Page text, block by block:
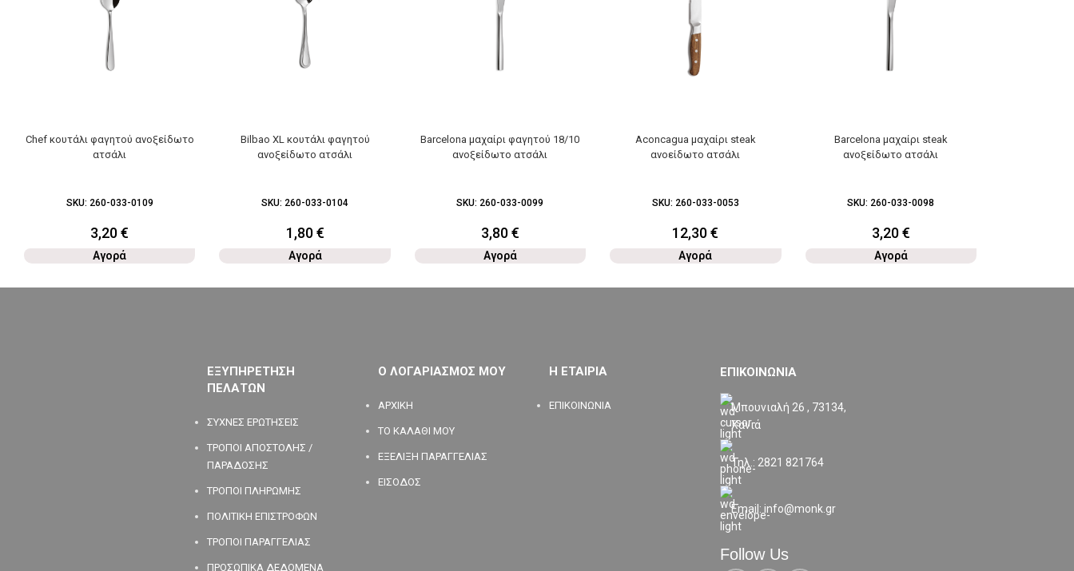
Chef κουτάλι φαγητού ανοξείδωτο
ατσάλι
SKU: 260-033-0109
3,20€
Αγορά
Bilbao XL κουτάλι φαγητού
ανοξείδωτο ατσάλι
SKU: 260-033-0104
1,80€
Αγορά
Barcelona μαχαίρι φαγητού 18/10
ανοξείδωτο ατσάλι
SKU: 260-033-0099
3,80€
Αγορά
Aconcagua μαχαίρι steak
ανοείδωτο ατσάλι
SKU: 260-033-0053
12,30€
Αγορά
Barcelona μαχαίρι steak
ανοξείδωτο ατσάλι
SKU: 260-033-0098
3,20€
Αγορά
ΕΞΥΠΗΡΕΤΗΣΗ
ΠΕΛΑΤΩΝ
ΣΥΧΝΕΣ ΕΡΩΤΗΣΕΙΣ
ΤΡΟΠΟΙ ΑΠΟΣΤΟΛΗΣ /
ΠΑΡΑΔΟΣΗΣ
ΤΡΟΠΟΙ ΠΛΗΡΩΜΗΣ
ΠΟΛΙΤΙΚΗ ΕΠΙΣΤΡΟΦΩΝ
ΤΡΟΠΟΙ ΠΑΡΑΓΓΕΛΙΑΣ
ΠΡΟΣΩΠΙΚΑ ΔΕΔΟΜΕΝΑ
Ο ΛΟΓΑΡΙΑΣΜΟΣ ΜΟΥ
ΑΡΧΙΚΗ
ΤΟ ΚΑΛΑΘΙ ΜΟΥ
ΕΞΕΛΙΞΗ ΠΑΡΑΓΓΕΛΙΑΣ
ΕΙΣΟΔΟΣ
Η ΕΤΑΙΡΙΑ
ΕΠΙΚΟΙΝΩΝΙΑ
ΕΠΙΚΟΙΝΩΝΙΑ
Μπουνιαλή 26 , 73134,
Χανιά
Τηλ.: 2821 821764
Email: info@monk.gr
Follow Us